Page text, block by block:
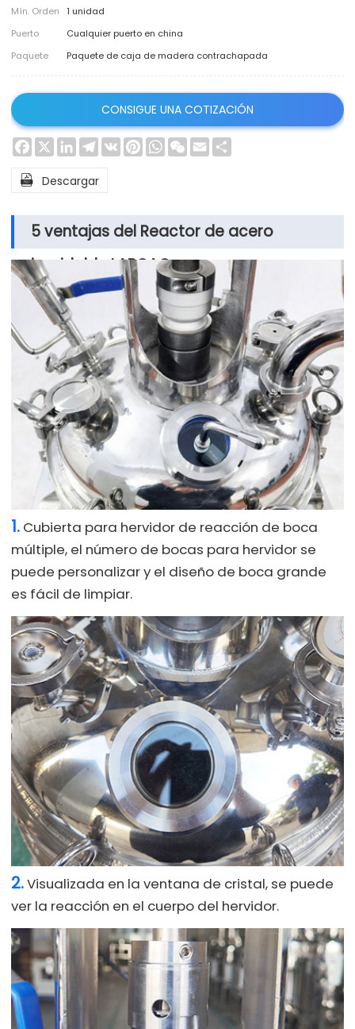
Mín. Orden
1 unidad
Puerto
Cualquier puerto en china
Paquete
Paquete de caja de madera contrachapada
CONSIGUE UNA COTIZACIÓN
Facebook
X LinkedInTelegram
VK PinterestWhatsApp
WeChat
Email
 Descargar
5 ventajas del Reactor de acero
inoxidable LABOAO
1. Cubierta para hervidor de reacción de boca
múltiple, el número de bocas para hervidor se
puede personalizar y el diseño de boca grande
es fácil de limpiar.
2.Visualizada en la ventana de cristal, se puede
ver la reacción en el cuerpo del hervidor.